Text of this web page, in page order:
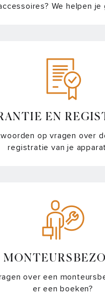
activeren
om de kookplaat te
ik de Auto Boost in/uit?
pan verplaatsfunctie?
inductie?
ik van graden naar standen?
temperatuur gestuurd koken
We helpen je
EN
op vragen over
registratie van je
over een
er een boeken?